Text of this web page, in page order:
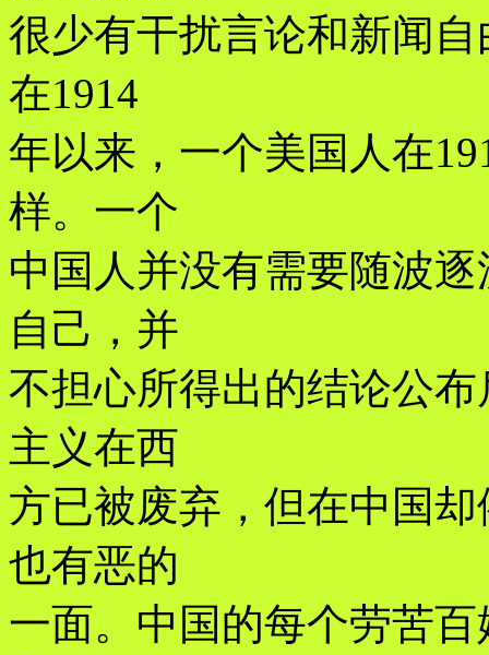
很少有干扰言论和新闻
在1914
年以来，一个美国人在
样。一个
中国人并没有需要随波
自己，并
不担心所得出的结论公
主义在西
方已被废弃，但在中国
也有恶的
一面。中国的每个劳苦